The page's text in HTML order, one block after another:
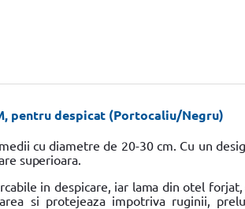
pentru despicat (Portocaliu/Negru)
cu diametre de 20-30 cm. Cu un
superioara.
in despicare, iar lama din otel forjat,
si protejeaza impotriva ruginii,